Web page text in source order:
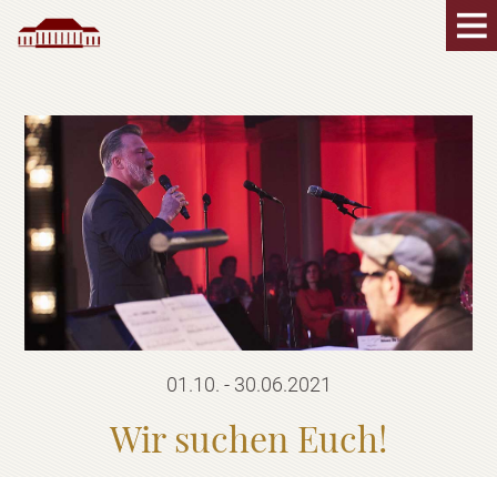
01.10. - 30.06.2021
Wir suchen Euch!